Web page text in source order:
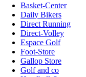
Basket-Center
Daily Bikers
Direct Running
Direct-Volley
Espace Golf
Foot-Store
Gallop Store
Golf and co